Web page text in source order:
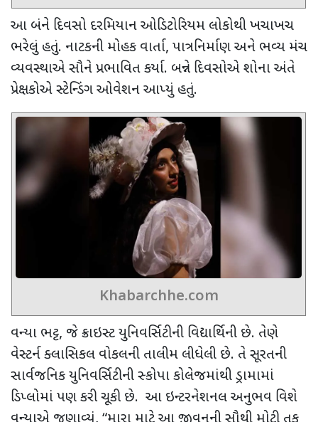
આ બંને દિવસો દરમિયાન ઓડિટોરિયમ લોકોથી ખચાખચ
ભરેલું હતું. નાટકની મોહક વાર્તા, પાત્રનિર્માણ અને ભવ્ય મંચ
વ્યવસ્થાએ સૌને પ્રભાવિત કર્યા. બન્ને દિવસોએ શોના અંતે
પ્રેક્ષકોએ સ્ટેન્ડિંગ ઓવેશન આપ્યું હતું.
Khabarchhe.com
વન્યા ભટ્ટ, જે ક્રાઇસ્ટ યુનિવર્સિટીની વિદ્યાર્થિની છે. તેણે
વેસ્ટર્ન ક્લાસિકલ વોકલની તાલીમ લીધેલી છે. તે સૂરતની
સાર્વજનિક યુનિવર્સિટીની સ્કોપા કોલેજમાંથી ડ્રામામાં
ડિપ્લોમાં પણ કરી ચૂકી છે. આ ઇન્ટરનેશનલ અનુભવ વિશે